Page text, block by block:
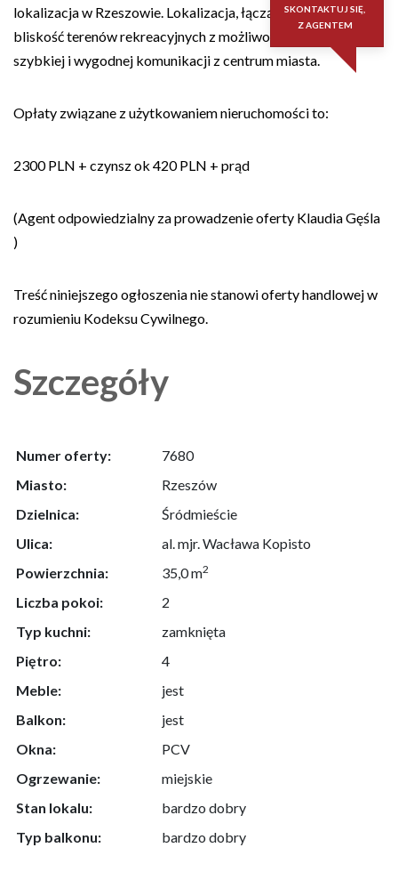
lokalizacja w Rzeszowie. Lokalizacja, łącząca w sobie
bliskość terenów rekreacyjnych z możliwością bliskiej,
szybkiej i wygodnej komunikacji z centrum miasta.
Opłaty związane z użytkowaniem nieruchomości to:
2300 PLN + czynsz ok 420 PLN + prąd
(Agent odpowiedzialny za prowadzenie oferty Klaudia Gęśla
)
Treść niniejszego ogłoszenia nie stanowi oferty handlowej w
rozumieniu Kodeksu Cywilnego.
Szczegóły
Numer oferty:
7680
Miasto:
Rzeszów
Dzielnica:
Śródmieście
Ulica:
al. mjr. Wacława Kopisto
Powierzchnia:
35,0 m2
Liczba pokoi:
2
Typ kuchni:
zamknięta
Piętro:
4
Meble:
jest
Balkon:
jest
Okna:
PCV
Ogrzewanie:
miejskie
Stan lokalu:
bardzo dobry
Typ balkonu:
bardzo dobry
SKONTAKTUJ SIĘ,
Z AGENTEM